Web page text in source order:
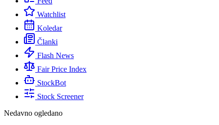
Watchlist
Koledar
Članki
Flash News
Fair Price Index
StockBot
Stock Screener
Nedavno ogledano